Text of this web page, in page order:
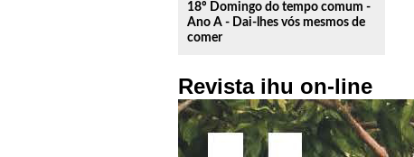
18º Domingo do tempo comum -
Ano A - Dai-lhes vós mesmos de
comer
Revista ihu on-line